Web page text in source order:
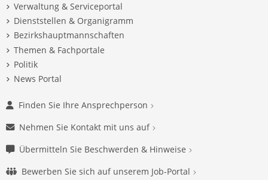
Verwaltung & Serviceportal
Dienststellen & Organigramm
Bezirkshauptmannschaften
Themen & Fachportale
Politik
News Portal
Finden Sie Ihre Ansprechperson
Nehmen Sie Kontakt mit uns auf
Übermitteln Sie Beschwerden & Hinweise
Bewerben Sie sich auf unserem Job-Portal